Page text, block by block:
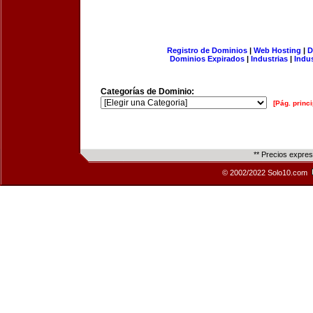
Registro de Dominios| Web Hosting |
Dominios Expirados | Industrias |
Categorías de Dominio:
[Pág.
** Precios
© 2002/2022 Solo10.com